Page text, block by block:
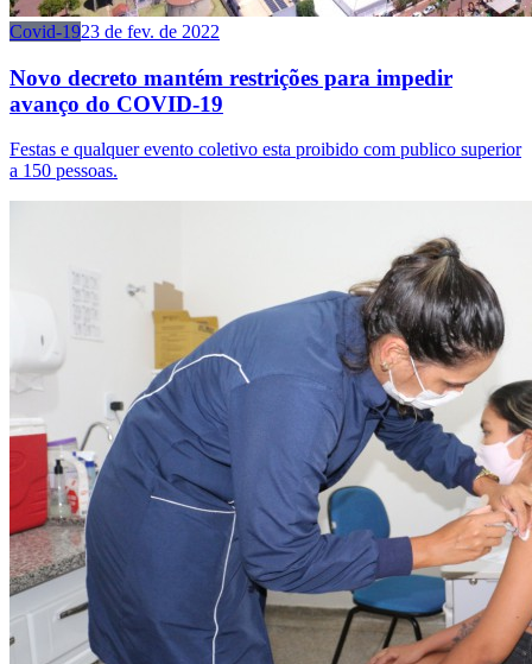
Covid-1923 de fev. de 2022
Novo decreto mantém restrições para impedir
avanço do COVID-19
Festas e qualquer evento coletivo esta proibido com publico superior
a 150 pessoas.